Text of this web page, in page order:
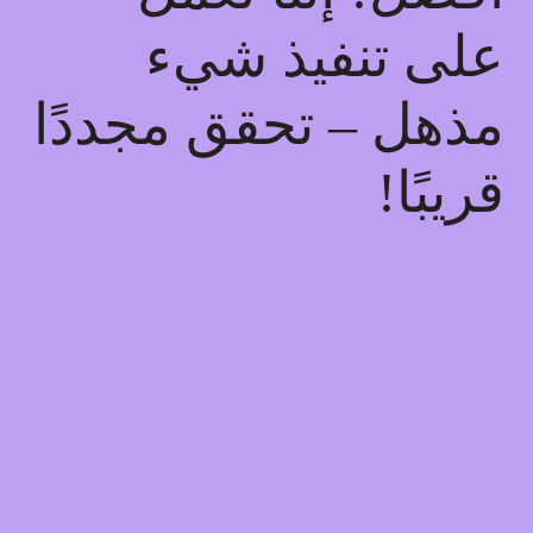
على تنفيذ شيء
مذهل – تحقق مجددًا
قريبًا!